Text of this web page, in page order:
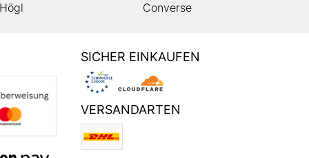
Converse
SICHER EINKAUFEN
VERSANDARTEN